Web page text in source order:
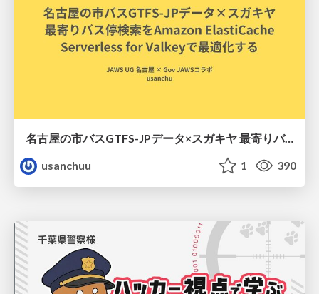
名古屋の市バスGTFS-JPデータ×スガキヤ 最寄りバス停検索をAmazon ElastiCache Serverless for Valkeyで最適化する
usanchuu
1 390